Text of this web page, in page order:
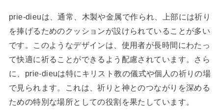
prie-dieuは、通常、木製や金属で作られ、上部には祈り
を捧げるためのクッションが設けられていることが多い
です。このようなデザインは、使用者が長時間にわたっ
て快適に祈ることができるよう配慮されています。さら
に、prie-dieuは特にキリスト教の儀式や個人の祈りの場
で見られます。これは、祈りと神とのつながりを深める
ための特別な場所としての役割を果たしています。